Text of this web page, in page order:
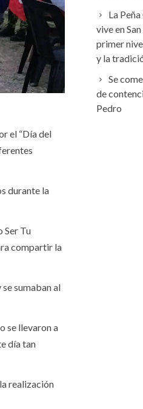
el “Día del
durante la
Ser Tu
compartir la
sumaban al
se llevaron a
día tan
realización
La
vive en
primer
y la
Se
de
Pedro